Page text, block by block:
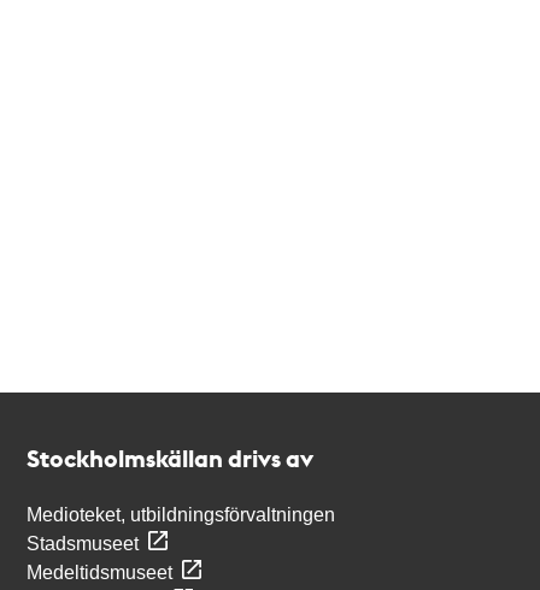
Stockholmskällan drivs av
Medioteket, utbildningsförvaltningen
Stadsmuseet
Medeltidsmuseet